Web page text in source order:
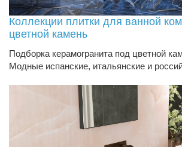
Коллекции плитки для ванной
цветной камень
Подборка керамогранита под цветной
Модные испанские, итальянские и